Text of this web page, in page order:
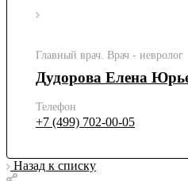
Главный врач. Врач - невролог
Дудорова Елена
Телефон
+7 (499) 702-00-05
Назад к списку